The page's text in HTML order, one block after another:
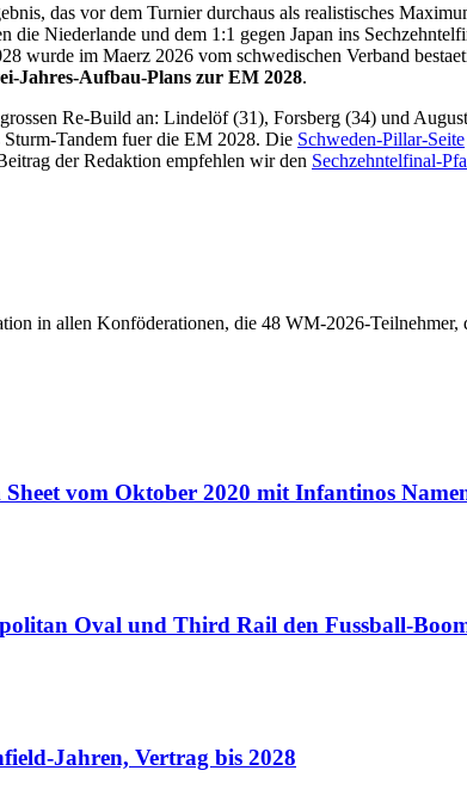
das vor dem Turnier durchaus als realistisches
Niederlande und dem 1:1 gegen Japan ins
wurde im Maerz 2026 vom schwedischen Verband
Jahres-Aufbau-Plans zur EM 2028.
Re-Build an: Lindelöf (31), Forsberg (34) und
Tandem fuer die EM 2028. Die Schweden-Pillar-Seite
der Redaktion empfehlen wir den Sechzehntelfinal-
in allen Konföderationen, die 48 WM-2026-
vom Oktober 2020 mit Infantinos
Oval und Third Rail den Fussball-
Jahren, Vertrag bis 2028